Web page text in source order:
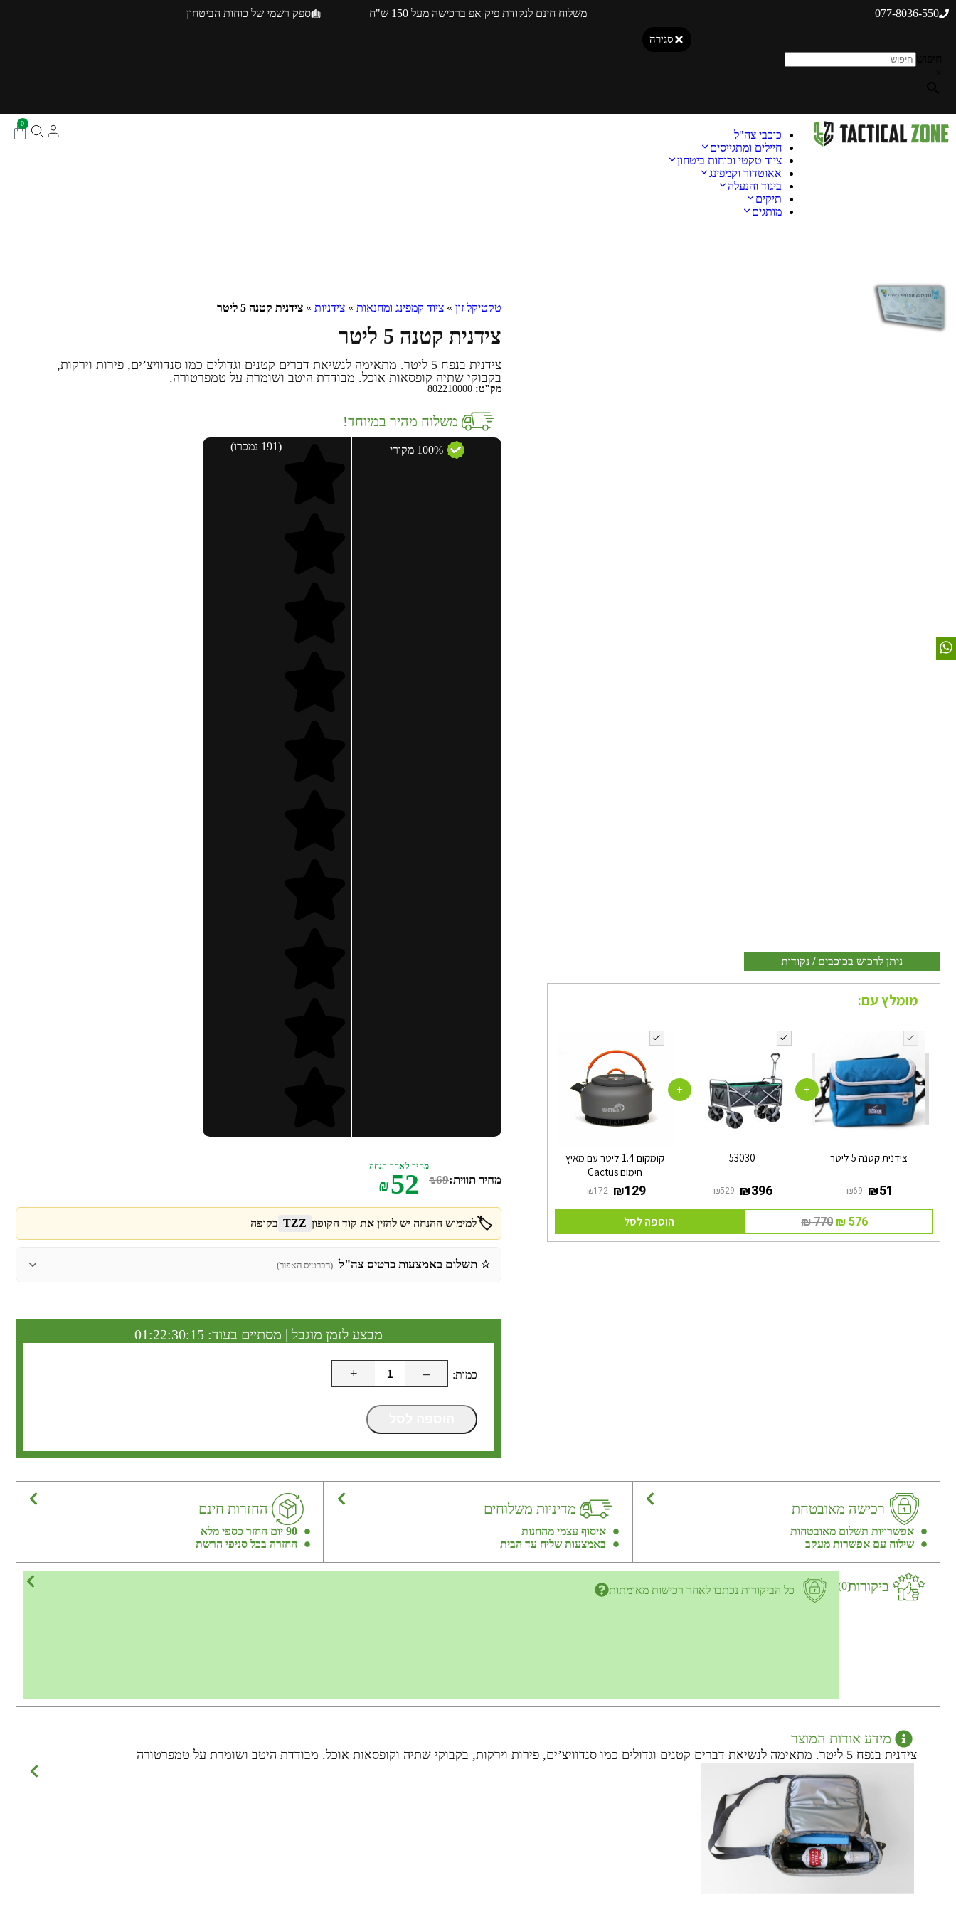
077-8036-550 משלוח חינם לנקודת פיק אפ ברכישה מעל 150 ש"ח ספק רשמי של כוחות הביטחון
סגירה
כוכבי צה"ל
חיילים ומתגייסים
ציוד טקטי וכוחות ביטחון
אאוטדור וקמפינג
ביגוד והנעלה
תיקים
מותגים
0
ניתן לרכוש בכוכבים / נקודות
מומלץ עם:
צידנית קטנה 5 ליטר
‏69 ₪
+
53030
+
קומקום 1.4 ליטר עם מאיץ
חימום Cactus
‏172 ₪ ‏129 ₪
‏770 ₪ הוספה לסל
טקטיקל זון » ציוד קמפינג ומחנאות » צידניות » צידנית קטנה 5 ליטר
צידנית קטנה 5 ליטר
צידנית בנפח 5 ליטר. מתאימה לנשיאת דברים קטנים וגדולים כמו סנדוויצ’ים, פירות וירקות,
בקבוקי שתיה קופסאות אוכל. מבודדת היטב ושומרת על טמפרטורה.
מק"ט:
משלוח מהיר במיוחד!
100% מקורי (191 נמכרו)
מחיר תווית: ₪69
מחיר לאחר הנחה
₪52
🏷️למימוש ההנחה יש להזין את קוד הקופון TZZ בקופה
⭐ תשלום באמצעות כרטיס צה"ל (הכרטיס האפור)
מבצע לזמן מוגבל | מסתיים בעוד: 01:22:30:14
–
+
רכישה מאובטחת
אפשרויות תשלום מאובטחות
שילוח עם אפשרות מעקב
מדיניות משלוחים
איסוף עצמי מהחנות
באמצעות שליח עד הבית
החזרות חינם
90 יום החזר כספי מלא
החזרה בכל סניפי הרשת
ביקורות(0) כל הביקורות נכתבו לאחר רכישות מאומתות
מידע אודות המוצר
צידנית בנפח 5 ליטר. מתאימה לנשיאת דברים קטנים וגדולים כמו סנדוויצ’ים, פירות וירקות, בקבוקי שתיה וקופסאות אוכל. מבודדת היטב ושומרת על טמפרטורה